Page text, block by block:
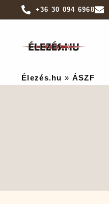
+36 30 094 6968
Élezés.hu » ÁSZF